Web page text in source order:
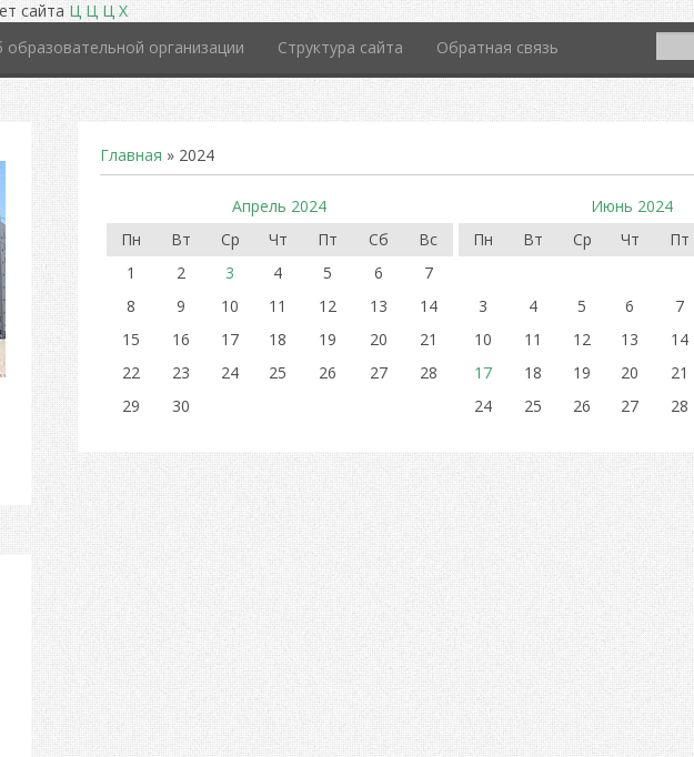
сайтаЦ Ц Ц Х
образовательной организации Структура сайта Обратная связь
Главная » 2024
Апрель 2024
Пн
Вт Ср Чт Пт Сб
Вс
1
2 3 4 5 6
7
8
9 10 11 12 13
14
15
16 17 18 19 20
21
22
23 24 25 26 27
28
29
30
Июнь 2024
Пн
Вт Ср Чт Пт
3
4 5 6 7
10
11 12 13 14
17
18 19 20 21
24
25 26 27 28